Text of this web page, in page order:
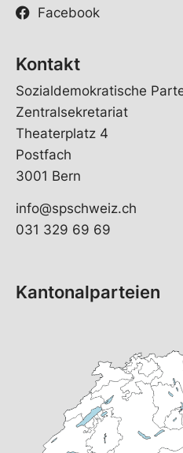
Facebook
Kontakt
Sozialdemokratische
Zentralsekretariat
Theaterplatz 4
Postfach
3001 Bern
info@spschweiz.ch
031 329 69 69
Kantonalparteien